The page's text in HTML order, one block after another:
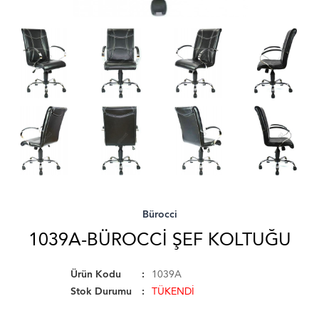
Bürocci
1039A-BÜROCCI ŞEF KOLTUĞU
Ürün Kodu
1039A
Stok Durumu
TÜKENDİ